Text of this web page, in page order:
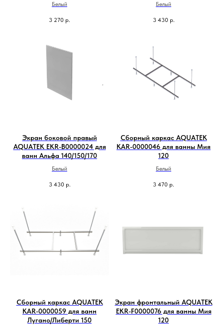
Белый
3 270 р.
Белый
3 430 р.
Экран боковой правый
AQUATEK EKR-B0000024 для
ванн Альфа 140/150/170
Белый
3 430 р.
Сборный каркас AQUATEK
KAR-0000046 для ванны Мия
120
Белый
3 470 р.
Сборный каркас AQUATEK
KAR-0000059 для ванн
Лугано/Либерти 150
Экран фронтальный AQUATEK
EKR-F0000076 для ванны Мия
120